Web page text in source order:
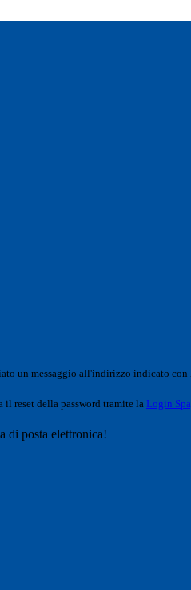
un messaggio all'indirizzo indicato con
il reset della password tramite la Login
di posta elettronica!